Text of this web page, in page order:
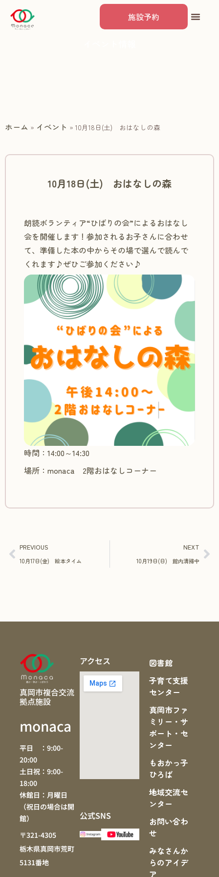
施設予約
ホーム » イベント » 10月18日(土) おはなしの森
10月18日(土) おはなしの森
朗読ボランティア“ひばりの会”によるおはなし
会を開催します！参加されるお子さんに合わせ
て、準備した本の中からその場で選んで読んで
くれます♪ぜひご参加ください♪
時間：14:00～14:30
場所：monaca 2階おはなしコーナー
PREVIOUS
10月17日(金) 絵本タイム
NEXT
10月19日(日) 館内清掃中
真岡市複合交流
拠点施設
monaca
平日 ：9:00-
20:00
土日祝：9:00-
18:00
休館日：月曜日
（祝日の場合は開
館）
〒321-4305
栃木県真岡市荒町
5131番地
アクセス
公式SNS
図書館
子育て支援
センター
真岡市ファ
ミリー・サ
ポート・セ
ンター
もおかっ子
ひろば
地域交流セ
ンター
お問い合わ
せ
みなさんか
らのアイデ
ア